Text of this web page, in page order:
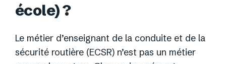
école) ?
Le métier d’enseignant de la conduite et de la
sécurité routière (ECSR) n’est pas un métier